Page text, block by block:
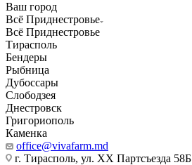
Ваш город
Всё Приднестровье
Всё Приднестровье
Тирасполь
Бендеры
Рыбница
Дубоссары
Слободзея
Днестровск
Григориополь
Каменка
office@vivafarm.md
г. Тирасполь, ул. ХХ Партсъезда 58Б